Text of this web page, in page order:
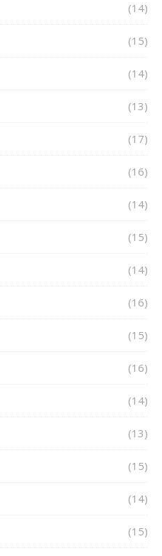
(14)
(15)
(14)
(13)
(17)
(16)
(14)
(15)
(14)
(16)
(15)
(16)
(14)
(13)
(15)
(14)
(15)